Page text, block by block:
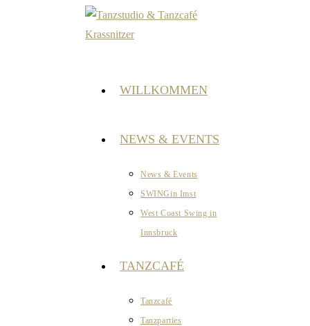
WILLKOMMEN
NEWS & EVENTS
News & Events
SWINGin Imst
West Coast Swing in
Innsbruck
TANZCAFÉ
Tanzcafé
Tanzparties